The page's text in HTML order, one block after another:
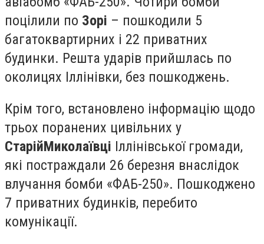
поцілили по Зорі – пошкодили 5
багатоквартирних і 22 приватних
будинки. Решта ударів прийшлась по
околицях Іллінівки, без пошкоджень.
Крім того, встановлено інформацію щодо
трьох поранених цивільних у
СтарійМиколаївці Іллінівської громади,
які постраждали 26 березня внаслідок
влучання бомби «ФАБ-250». Пошкоджено
7 приватних будинків, перебито
комунікації.